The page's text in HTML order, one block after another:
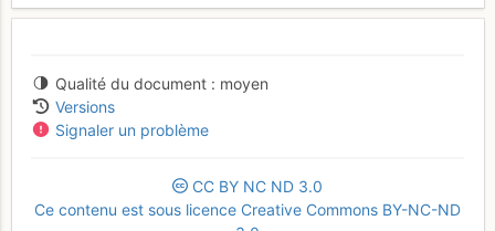
Qualité du document
moyen
Versions
Signaler un problème
CC BY NC ND 3.0
Ce contenu est sous licence Creative Commons BY-NC-ND